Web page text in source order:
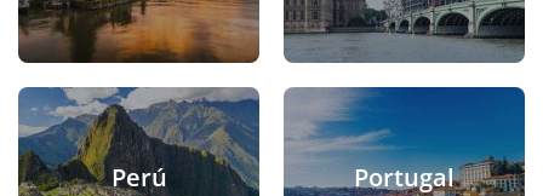
Perú Portugal